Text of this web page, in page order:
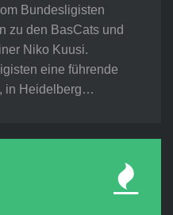
Bundesligisten
zu den BasCats und
Niko Kuusi.
eine führende
in Heidelberg…